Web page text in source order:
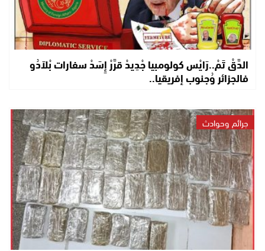
الدَّقْ تَمْ..رَايْس كولومبيا جْدِيدْ قرَّرْ إِسَدْ سفارات بْلاَدُو
فالجزائر وُجنوب إفريقيا..
جرائم وحوادث